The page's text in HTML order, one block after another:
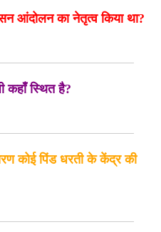
आंदोलन का नेतृत्व किया था?
स्थित है?
कोई पिंड धरती के केंद्र की